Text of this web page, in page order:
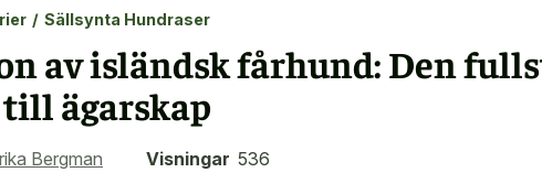
/ Sällsynta Hundraser
av isländsk fårhund: Den
ägarskap
Bergman Visningar 536